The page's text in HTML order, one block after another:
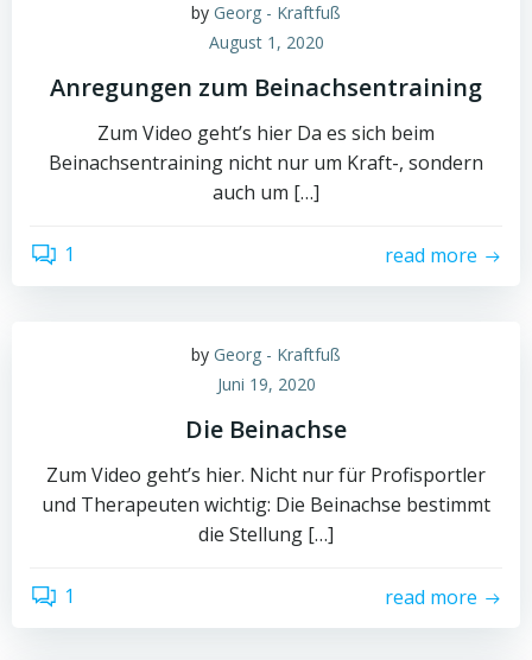
by Georg - Kraftfuß
August 1, 2020
Anregungen zum Beinachsentraining
Zum Video geht’s hier Da es sich beim
Beinachsentraining nicht nur um Kraft-, sondern
auch um […]
1 read more
by Georg - Kraftfuß
Juni 19, 2020
Die Beinachse
Zum Video geht’s hier. Nicht nur für Profisportler
und Therapeuten wichtig: Die Beinachse bestimmt
die Stellung […]
1 read more